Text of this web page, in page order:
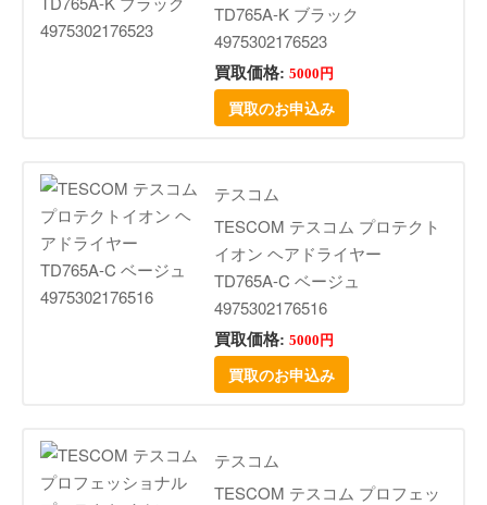
TD765A-K ブラック
4975302176523
買取価格: 5000円
買取のお申込み
テスコム
TESCOM テスコム プロテクト
イオン ヘアドライヤー
TD765A-C ベージュ
4975302176516
買取価格: 5000円
買取のお申込み
テスコム
TESCOM テスコム プロフェッ